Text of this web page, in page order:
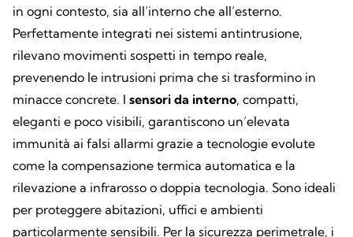
in ogni contesto, sia all’interno che all’esterno.
Perfettamente integrati nei sistemi antintrusione,
rilevano movimenti sospetti in tempo reale,
prevenendo le intrusioni prima che si trasformino in
minacce concrete. I sensori da interno, compatti,
eleganti e poco visibili, garantiscono un’elevata
immunità ai falsi allarmi grazie a tecnologie evolute
come la compensazione termica automatica e la
rilevazione a infrarosso o doppia tecnologia. Sono ideali
per proteggere abitazioni, uffici e ambienti
particolarmente sensibili. Per la sicurezza perimetrale, i